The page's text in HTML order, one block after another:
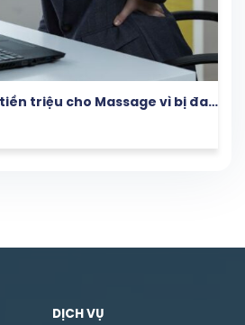
triệu cho Massage vì bị đau
DỊCH VỤ